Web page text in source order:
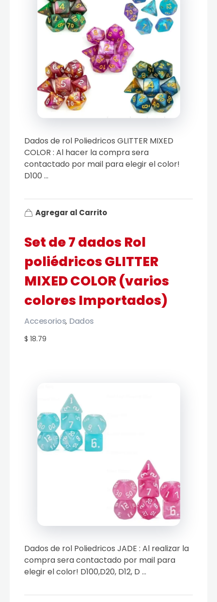
Set de 7 dados Rol
poliédricos GLITTER
MIXED COLOR (varios
colores Importados)
$ 18.79
Accesorios, Dados
Dados de rol Poliedricos GLITTER MIXED
COLOR : Al hacer la compra sera
contactado por mail para elegir el color!
D100 ...
Agregar al Carrito
Dados de rol Poliedricos JADE : Al realizar la
compra sera contactado por mail para
elegir el color! D100,D20, D12, D ...